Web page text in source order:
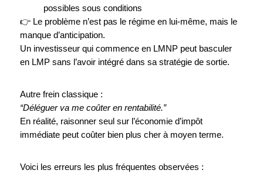
possibles sous conditions
👉 Le problème n’est pas le régime en lui-même, mais le
manque d’anticipation.
Un investisseur qui commence en LMNP peut basculer
en LMP sans l’avoir intégré dans sa stratégie de sortie.
Autre frein classique :
“Déléguer va me coûter en rentabilité.”
En réalité, raisonner seul sur l’économie d’impôt
immédiate peut coûter bien plus cher à moyen terme.
Voici les erreurs les plus fréquentes observées :